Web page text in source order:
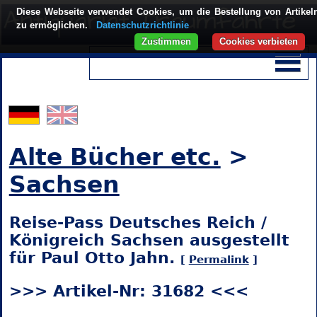
Alte Bücher etc. >
Sachsen
Reise-Pass Deutsches Reich /
Königreich Sachsen ausgestellt
für Paul Otto Jahn. [ Permalink]
>>> Artikel-Nr: 31682 <<<
Diese Webseite verwendet Cookies, um die Bestellung von
zu ermöglichen.
Datenschutzrichtlinie
Cookies verbieten
Zustimmen